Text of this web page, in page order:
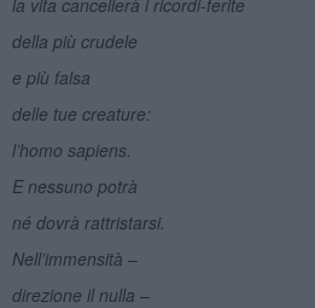
della più crudele
e più falsa
delle tue creature:
l’homo sapiens.
E nessuno potrà
né dovrà rattristarsi.
Nell’immensità –
direzione il nulla –